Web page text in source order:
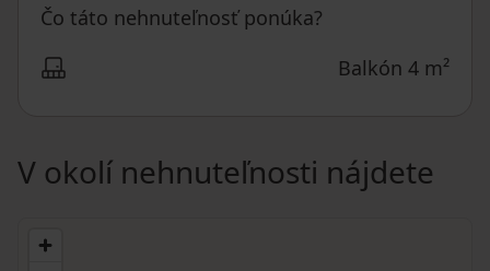
Čo táto nehnuteľnosť ponúka?
Balkón 4 m²
V okolí nehnuteľnosti nájdete